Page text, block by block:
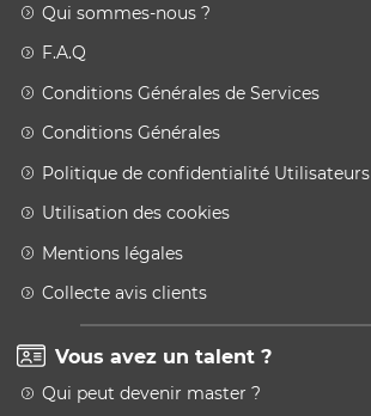
Qui sommes-nous ?
F.A.Q
Conditions Générales de Services
Conditions Générales
Politique de confidentialité Utilisateurs
Utilisation des cookies
Mentions légales
Collecte avis clients
Vous avez un talent ?
Qui peut devenir master ?